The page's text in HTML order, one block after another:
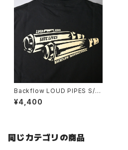
Backflow LOUD PIPES S/S
T-SHIRT
¥4,400
同じカテゴリの商品